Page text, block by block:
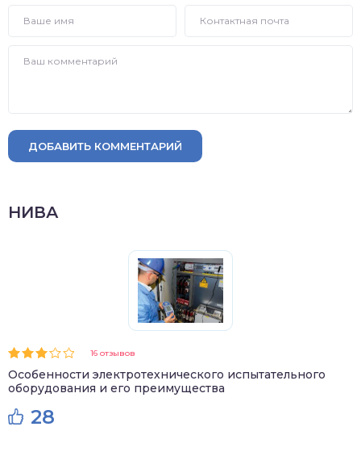
ДОБАВИТЬ КОММЕНТАРИЙ
НИВА
16 отзывов
Особенности электротехнического испытательного
оборудования и его преимущества
28